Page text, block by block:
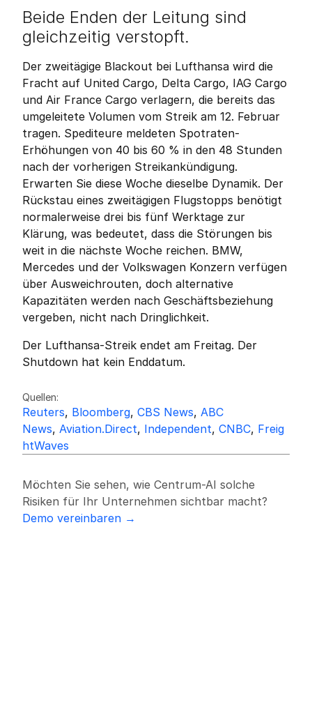
Beide Enden der Leitung sind
gleichzeitig verstopft.
Der zweitägige Blackout bei Lufthansa wird die
Fracht auf United Cargo, Delta Cargo, IAG Cargo
und Air France Cargo verlagern, die bereits das
umgeleitete Volumen vom Streik am 12. Februar
tragen. Spediteure meldeten Spotraten-
Erhöhungen von 40 bis 60 % in den 48 Stunden
nach der vorherigen Streikankündigung.
Erwarten Sie diese Woche dieselbe Dynamik. Der
Rückstau eines zweitägigen Flugstopps benötigt
normalerweise drei bis fünf Werktage zur
Klärung, was bedeutet, dass die Störungen bis
weit in die nächste Woche reichen. BMW,
Mercedes und der Volkswagen Konzern verfügen
über Ausweichrouten, doch alternative
Kapazitäten werden nach Geschäftsbeziehung
vergeben, nicht nach Dringlichkeit.
Der Lufthansa-Streik endet am Freitag. Der
Shutdown hat kein Enddatum.
Quellen:
Reuters, Bloomberg, CBS News, ABC
News, Aviation.Direct, Independent, CNBC, Freig
htWaves
Möchten Sie sehen, wie Centrum-AI solche
Risiken für Ihr Unternehmen sichtbar macht?
Demo vereinbaren →